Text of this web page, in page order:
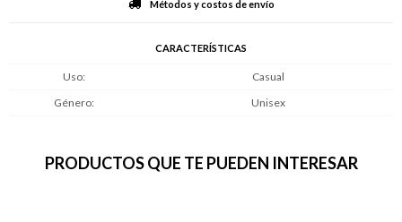
Métodos y costos de envío
CARACTERÍSTICAS
Uso
Casual
Género
Unisex
PRODUCTOS QUE TE PUEDEN INTERESAR